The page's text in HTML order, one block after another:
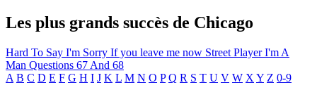
Les plus grands succès de Chicago
Hard To Say I'm Sorry If you leave me now Street PlayerI'm A
Man Questions 67 And 68
A B C D E F G H I J K L M N O P Q R S T U V W X Y Z 0-9